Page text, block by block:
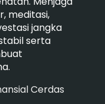
meditasi,
jangka
serta
Cerdas